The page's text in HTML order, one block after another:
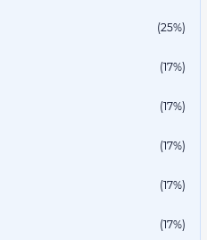
(25%)
(17%)
(17%)
(17%)
(17%)
(17%)